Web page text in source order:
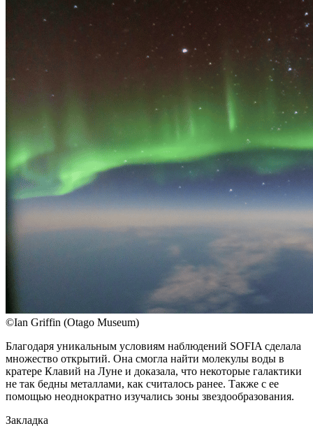
©Ian Griffin (Otago Museum)
Благодаря уникальным условиям наблюдений SOFIA сделала
множество открытий. Она смогла найти молекулы воды в
кратере Клавий на Луне и доказала, что некоторые галактики
не так бедны металлами, как считалось ранее. Также с ее
помощью неоднократно изучались зоны звездообразования.
Закладка